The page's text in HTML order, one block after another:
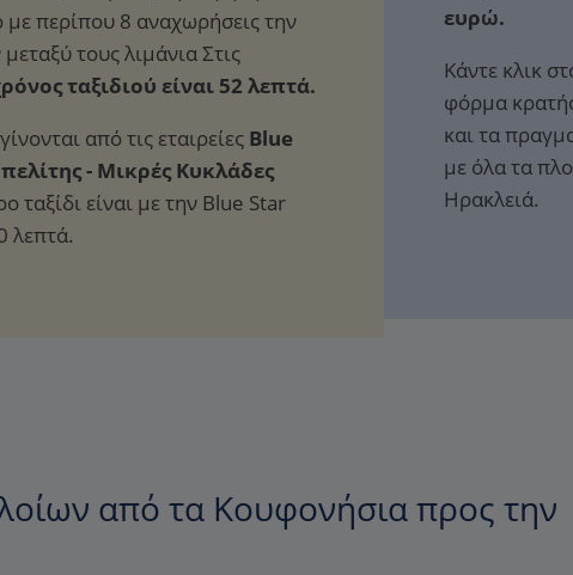
ταξιδιού είναι 52 λεπτά.
από τις εταιρείες Blue
- Μικρές Κυκλάδες
ταξίδι είναι με την Blue Star
λεπτά.
ευρώ.
Κάντε κλικ
φόρμα
και τα
με όλα τα
Ηρακλειά.
από τα Κουφονήσια προς την